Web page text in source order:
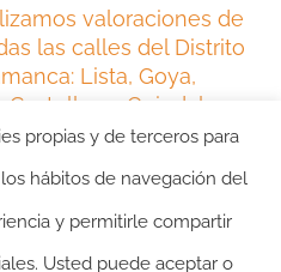
valoraciones de
las calles del Distrito
Lista, Goya,
Guindalera
propias y de terceros para
hábitos de navegación del
y permitirle compartir
Usted puede aceptar o